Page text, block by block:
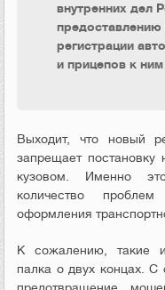
внутренних дел
предоставлению
регистрации
и прицепов к ним
Выходит, что новый
запрещает
кузовом. Именно
количество
оформления
К сожалению, такие
палка о двух концах.
предотвращение